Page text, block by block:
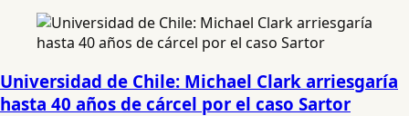
Universidad de Chile: Michael Clark arriesgaría
hasta 40 años de cárcel por el caso Sartor